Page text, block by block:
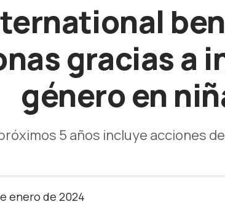
gracias a
género en
5 años incluye acciones
enero de 2024